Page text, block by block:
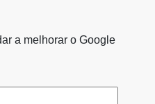
a melhorar o Google